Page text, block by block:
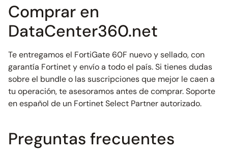
Comprar en
DataCenter360.net
Te entregamos el FortiGate 60F nuevo y sellado, con
garantía Fortinet y envío a todo el país. Si tienes dudas
sobre el bundle o las suscripciones que mejor le caen a
tu operación, te asesoramos antes de comprar. Soporte
en español de un Fortinet Select Partner autorizado.
Preguntas frecuentes